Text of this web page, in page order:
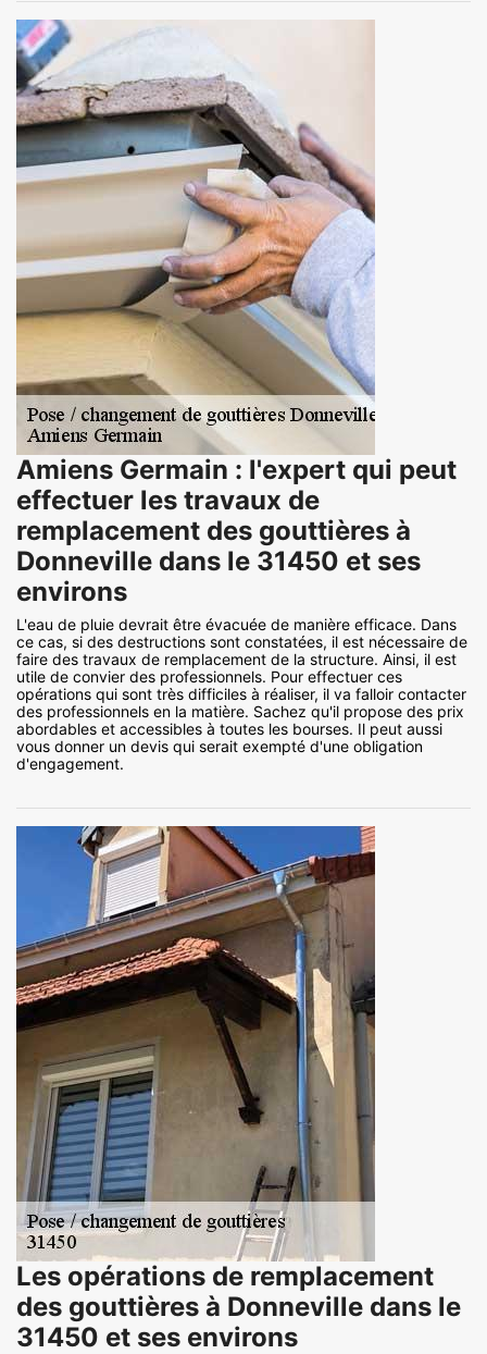
Amiens Germain : l'expert qui peut
effectuer les travaux de
remplacement des gouttières à
Donneville dans le 31450 et ses
environs
L'eau de pluie devrait être évacuée de manière efficace. Dans
ce cas, si des destructions sont constatées, il est nécessaire de
faire des travaux de remplacement de la structure. Ainsi, il est
utile de convier des professionnels. Pour effectuer ces
opérations qui sont très difficiles à réaliser, il va falloir contacter
des professionnels en la matière. Sachez qu'il propose des prix
abordables et accessibles à toutes les bourses. Il peut aussi
vous donner un devis qui serait exempté d'une obligation
d'engagement.
Les opérations de remplacement
des gouttières à Donneville dans le
31450 et ses environs